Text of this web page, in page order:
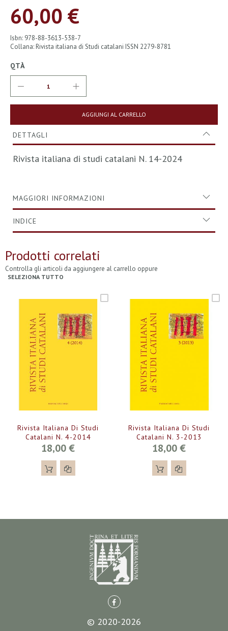
immagini
60,00 €
Isbn: 978-88-3613-538-7
Collana: Rivista italiana di Studi catalani ISSN 2279-8781
QTÀ
AGGIUNGI AL CARRELLO
DETTAGLI
Rivista italiana di studi catalani N. 14-2024
MAGGIORI INFORMAZIONI
INDICE
Prodotti correlati
Controlla gli articoli da aggiungere al carrello oppure
SELEZIONA TUTTO
Rivista Italiana Di Studi
Catalani N. 4-2014
18,00 €
Rivista Italiana Di Studi
Catalani N. 3-2013
18,00 €
© 2020-2026